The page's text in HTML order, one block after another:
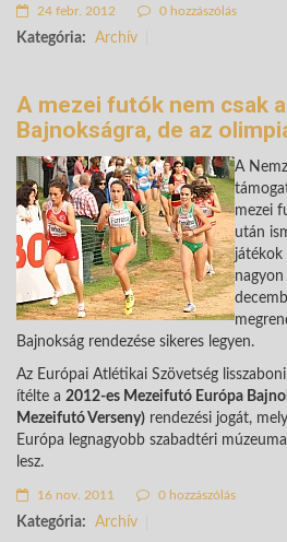
24 febr. 2012 0 hozzászólás
Kategória: Archív
A mezei futók nem csak
Bajnokságra, de az
A
mezei
után
játékok
Bajnokság rendezése sikeres legyen.
Az Európai Atlétikai Szövetség
ítélte a 2012-es Mezeifutó Európa
Mezeifutó Verseny) rendezési jogát,
Európa legnagyobb szabadtéri
lesz.
16 nov. 2011 0 hozzászólás
Kategória: Archív